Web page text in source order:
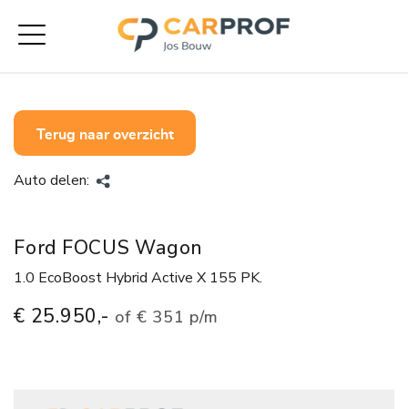
Terug naar overzicht
Auto delen:
Ford FOCUS Wagon
1.0 EcoBoost Hybrid Active X 155 PK.
€ 25.950,- of € 351 p/m